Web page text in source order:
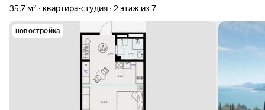
35,7 м²
квартира-студия 2 этаж из 7
новостройка